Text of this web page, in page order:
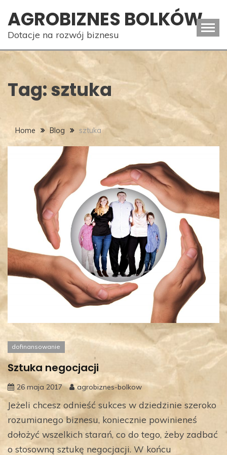
content
AGROBIZNES BOLKÓW
Dotacje na rozwój biznesu
Tag:sztuka
Home Blog sztuka
dofinansowanie
Sztuka negocjacji
26 maja 2017 agrobiznes-bolkow
Jeżeli chcesz odnieść sukces w dziedzinie szeroko
rozumianego biznesu, koniecznie powinieneś
dołożyć wszelkich starań, co do tego, żeby zadbać
o stosowną sztukę negocjacji. W końcu